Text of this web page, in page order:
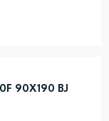
90X190 BJ